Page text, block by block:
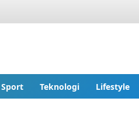
Sport Teknologi Lifestyle